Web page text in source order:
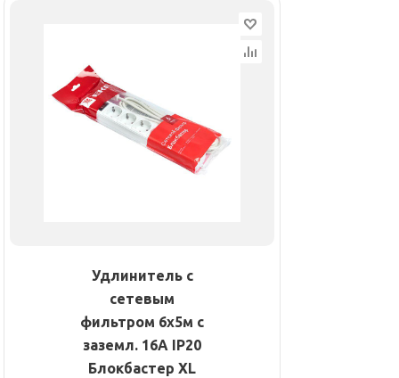
Удлинитель с
сетевым
фильтром 6х5м с
заземл. 16А IP20
Блокбастер XL